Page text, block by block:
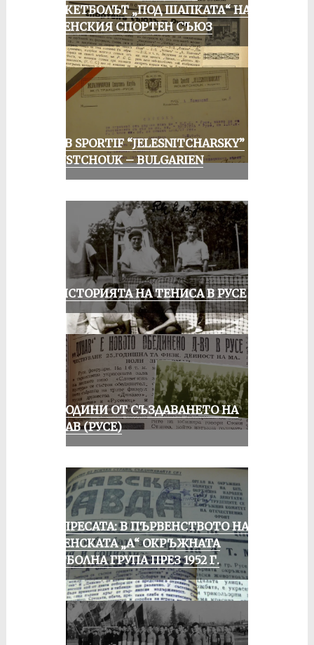
БАСКЕТБОЛЪТ „ПОД ШАПКАТА“ НА
РУСЕНСКИЯ СПОРТЕН СЪЮЗ
CLUB SPORTIF “JELESNITCHARSKY”
ROUSTCHOUK – BULGARIEN
ЗА ИСТОРИЯТА НА ТЕНИСА В РУСЕ
70 ГОДИНИ ОТ СЪЗДАВАНЕТО НА
ДУНАВ (РУСЕ)
ОТ ПРЕСАТА: В ПЪРВЕНСТВОТО НА
РУСЕНСКАТА „А“ ОКРЪЖНАТА
ФУТБОЛНА ГРУПА ПРЕЗ 1952 Г.